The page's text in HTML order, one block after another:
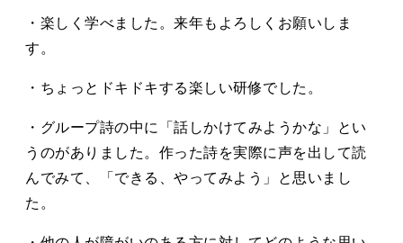
・楽しく学べました。来年もよろしくお願いしま
す。
・ちょっとドキドキする楽しい研修でした。
・グループ詩の中に「話しかけてみようかな」とい
うのがありました。作った詩を実際に声を出して読
んでみて、「できる、やってみよう」と思いまし
た。